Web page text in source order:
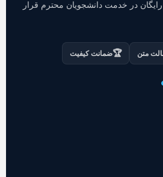
رایگان در خدمت دانشجویان محترم قرار
متن 🏆ضمانت کیفیت